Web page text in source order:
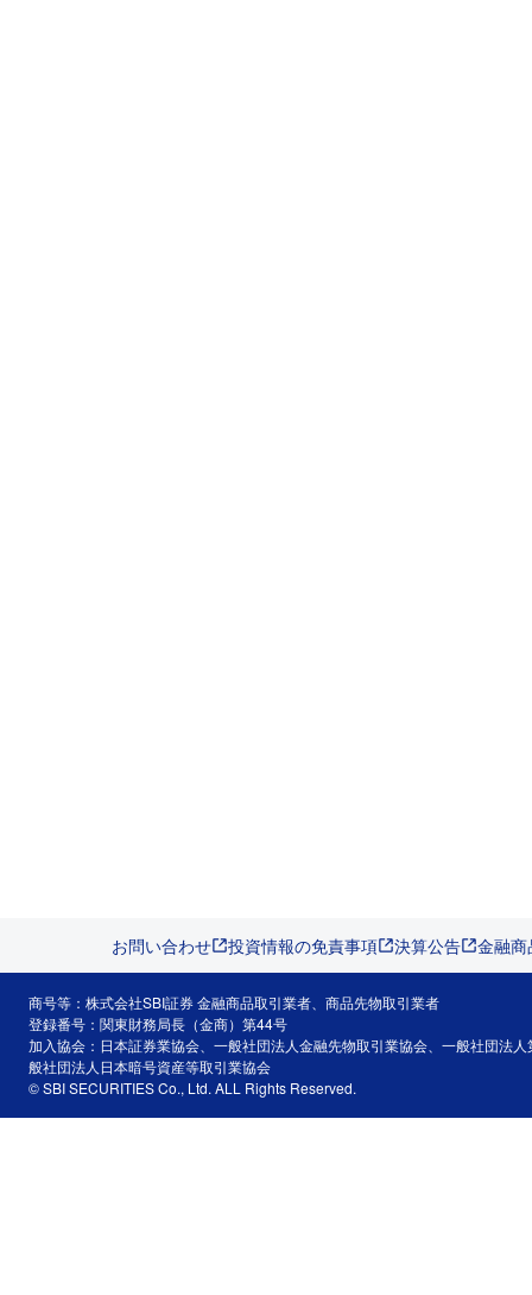
お問い合わせ 投資情報の免責事項 決算公告 金融
商号等：株式会社SBI証券 金融商品取引業者、商品先物取引業者
登録番号：関東財務局長（金商）第44号
加入協会：日本証券業協会、一般社団法人金融先物取引業協会、一般社団法
般社団法人日本暗号資産等取引業協会
© SBI SECURITIES Co., Ltd. ALL Rights Reserved.